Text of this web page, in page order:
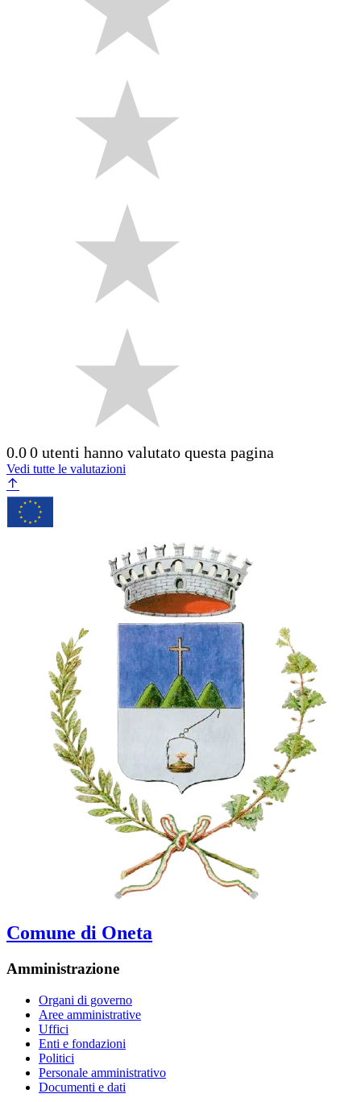
0.00 utenti hanno valutato questa pagina
Vedi tutte le valutazioni
Comune di Oneta
Amministrazione
Organi di governo
Aree amministrative
Uffici
Enti e fondazioni
Politici
Personale amministrativo
Documenti e dati